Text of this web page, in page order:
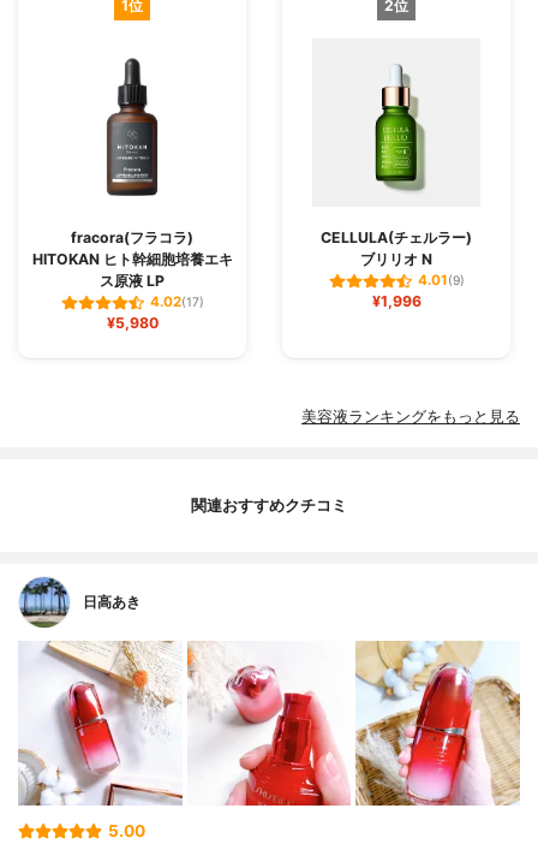
1位
fracora(フラコラ)
HITOKAN ヒト幹細胞培養エキ
ス原液 LP
4.02(17)
¥5,980
2位
CELLULA(チェルラー)
ブリリオ N
4.01(9)
¥1,996
美容液ランキングをもっと見る
関連おすすめクチコミ
日高あき
5.00